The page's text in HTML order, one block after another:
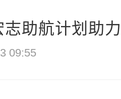
助航计划助
09:55